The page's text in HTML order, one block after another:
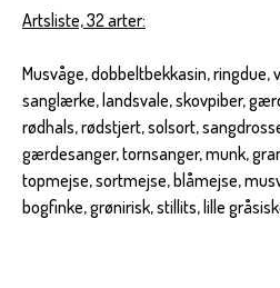
Artsliste, 32 arter:
Musvåge, dobbeltbekkasin, ringdue,
sanglærke, landsvale, skovpiber,
rødhals, rødstjert, solsort,
gærdesanger, tornsanger, munk,
topmejse, sortmejse, blåmejse,
bogfinke, grønirisk, stillits, lille